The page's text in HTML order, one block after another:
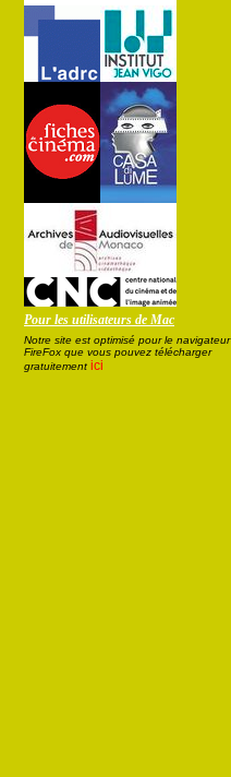
Pour les utilisateurs de Mac
Notre site est optimisé pour le navigateur
FireFox que vous pouvez télécharger
gratuitement ici